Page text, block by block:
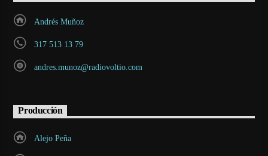
Andrés Muñoz
317 513 13 79
andres.munoz@radiovoltio.com
Producción
Alejo Peña